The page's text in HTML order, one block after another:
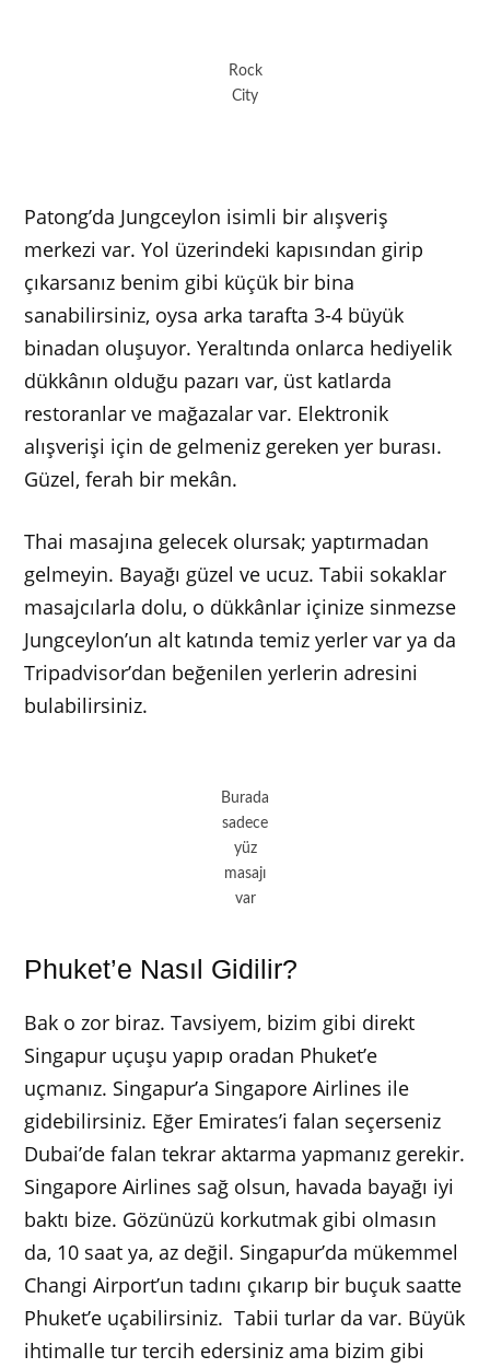
Rock
City
Patong’da Jungceylon isimli bir alışveriş
merkezi var. Yol üzerindeki kapısından girip
çıkarsanız benim gibi küçük bir bina
sanabilirsiniz, oysa arka tarafta 3-4 büyük
binadan oluşuyor. Yeraltında onlarca hediyelik
dükkânın olduğu pazarı var, üst katlarda
restoranlar ve mağazalar var. Elektronik
alışverişi için de gelmeniz gereken yer burası.
Güzel, ferah bir mekân.
Thai masajına gelecek olursak; yaptırmadan
gelmeyin. Bayağı güzel ve ucuz. Tabii sokaklar
masajcılarla dolu, o dükkânlar içinize sinmezse
Jungceylon’un alt katında temiz yerler var ya da
Tripadvisor’dan beğenilen yerlerin adresini
bulabilirsiniz.
Burada
sadece
yüz
masajı
var
Phuket’e Nasıl Gidilir?
Bak o zor biraz. Tavsiyem, bizim gibi direkt
Singapur uçuşu yapıp oradan Phuket’e
uçmanız. Singapur’a Singapore Airlines ile
gidebilirsiniz. Eğer Emirates’i falan seçerseniz
Dubai’de falan tekrar aktarma yapmanız gerekir.
Singapore Airlines sağ olsun, havada bayağı iyi
baktı bize. Gözünüzü korkutmak gibi olmasın
da, 10 saat ya, az değil. Singapur’da mükemmel
Changi Airport’un tadını çıkarıp bir buçuk saatte
Phuket’e uçabilirsiniz. Tabii turlar da var. Büyük
ihtimalle tur tercih edersiniz ama bizim gibi